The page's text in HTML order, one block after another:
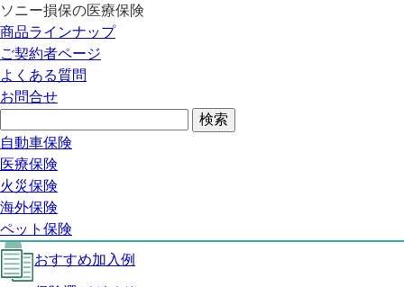
ソニー損保の医療保険
商品ラインナップ
ご契約者ページ
よくある質問
お問合せ
自動車保険
医療保険
火災保険
海外保険
ペット保険
医療保険トップ
SUREの特長
保障内容
おすすめ加入例
保険選びガイド
よくある質問
医療保険トップ
SUREの特長
保障内容
おすすめ加入例